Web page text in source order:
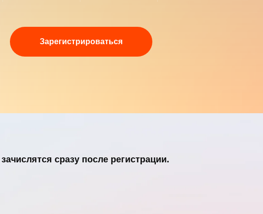
Зарегистрироваться
зачислятся сразу после регистрации.